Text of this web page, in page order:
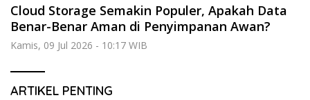
Cloud Storage Semakin Populer, Apakah Data
Benar-Benar Aman di Penyimpanan Awan?
Kamis, 09 Jul 2026 - 10:17 WIB
ARTIKEL PENTING